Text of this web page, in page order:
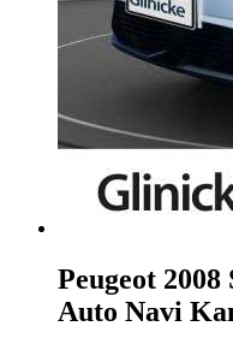
Peugeot 2008
Auto Navi